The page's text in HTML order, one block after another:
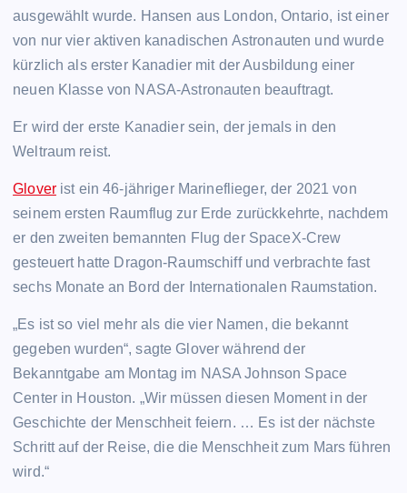
ausgewählt wurde. Hansen aus London, Ontario, ist einer
von nur vier aktiven kanadischen Astronauten und wurde
kürzlich als erster Kanadier mit der Ausbildung einer
neuen Klasse von NASA-Astronauten beauftragt.
Er wird der erste Kanadier sein, der jemals in den
Weltraum reist.
Gloverist ein 46-jähriger Marineflieger, der 2021 von
seinem ersten Raumflug zur Erde zurückkehrte, nachdem
er den zweiten bemannten Flug der SpaceX-Crew
gesteuert hatte Dragon-Raumschiff und verbrachte fast
sechs Monate an Bord der Internationalen Raumstation.
„Es ist so viel mehr als die vier Namen, die bekannt
gegeben wurden“, sagte Glover während der
Bekanntgabe am Montag im NASA Johnson Space
Center in Houston. „Wir müssen diesen Moment in der
Geschichte der Menschheit feiern. … Es ist der nächste
Schritt auf der Reise, die die Menschheit zum Mars führen
wird.“